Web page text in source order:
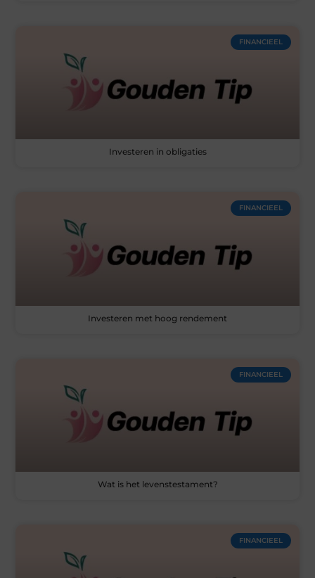
FINANCIEEL
Investeren in obligaties
FINANCIEEL
Investeren met hoog rendement
FINANCIEEL
Wat is het levenstestament?
FINANCIEEL